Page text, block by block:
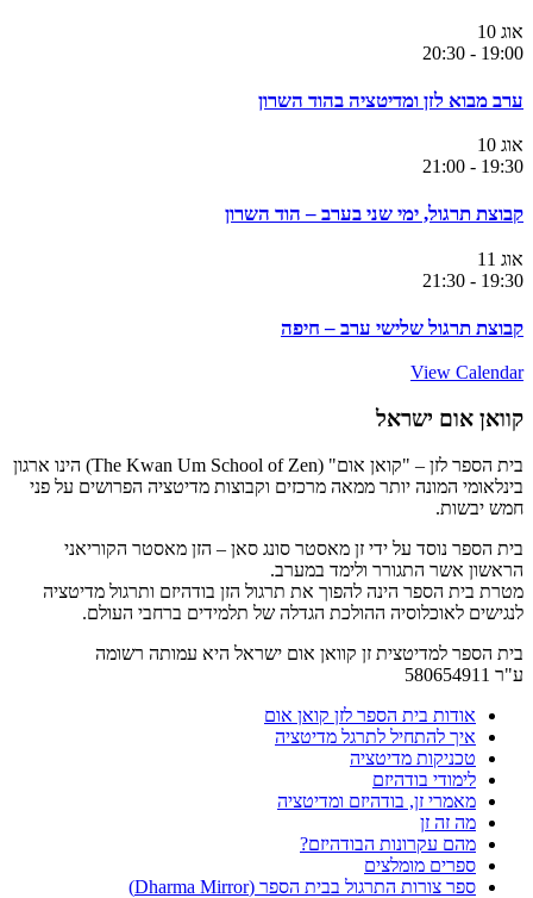
אוג 10
19:00
-
20:30
ערב מבוא לזן ומדיטציה בהוד השרון
אוג 10
19:30
-
21:00
קבוצת תרגול, ימי שני בערב – הוד השרון
אוג 11
19:30
-
21:30
קבוצת תרגול שלישי ערב – חיפה
View Calendar
קוואן אום ישראל
בית הספר לזן – "קואן אום" (The Kwan Um School of Zen) הינו ארגון
בינלאומי המונה יותר ממאה מרכזים וקבוצות מדיטציה הפרושים על פני
חמש יבשות.
בית הספר נוסד על ידי זן מאסטר סונג סאן – הזן מאסטר הקוריאני
הראשון אשר התגורר ולימד במערב.
מטרת בית הספר הינה להפוך את תרגול הזן בודהיזם ותרגול מדיטציה
לנגישים לאוכלוסיה ההולכת הגדלה של תלמידים ברחבי העולם.
בית הספר למדיטצית זן קוואן אום ישראל היא עמותה רשומה
ע"ר 580654911
אודות בית הספר לזן קואן אום
איך להתחיל לתרגל מדיטציה
טכניקות מדיטציה
לימודי בודהיזם
מאמרי זן, בודהיזם ומדיטציה
מה זה זן
מהם עקרונות הבודהיזם?
ספרים מומלצים
ספר צורות התרגול בבית הספר (Dharma Mirror)